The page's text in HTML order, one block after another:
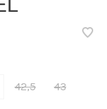
42,5
43